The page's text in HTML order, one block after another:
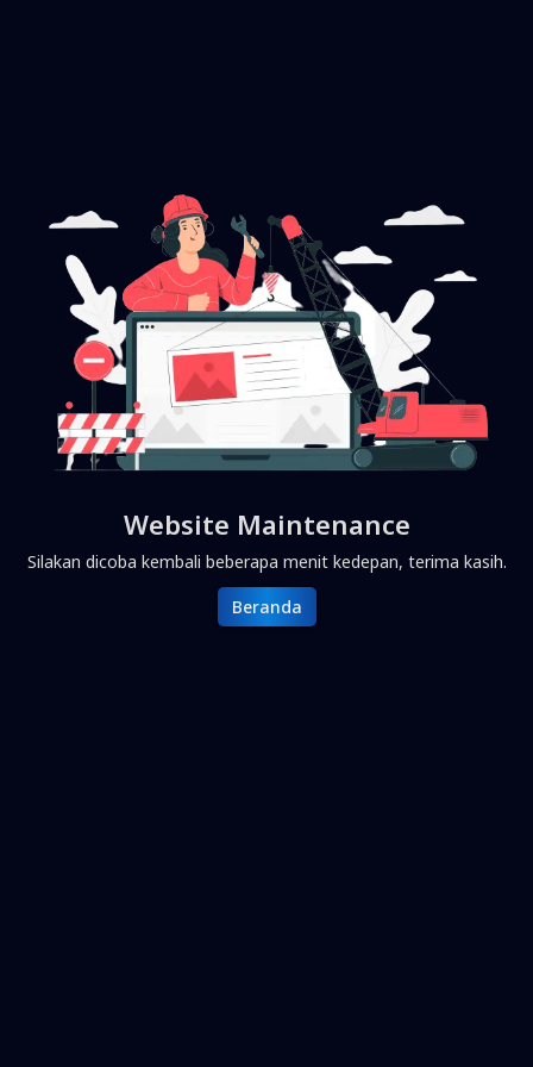
Website Maintenance
Silakan dicoba kembali beberapa menit kedepan, terima kasih.
Beranda